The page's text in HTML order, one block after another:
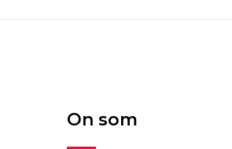
On som